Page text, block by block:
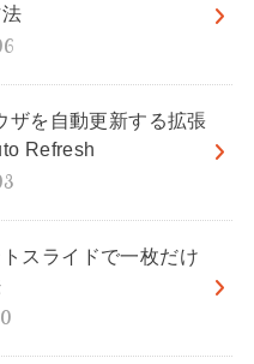
ザを自動更新する拡張
Refresh
スライドで一枚だけ